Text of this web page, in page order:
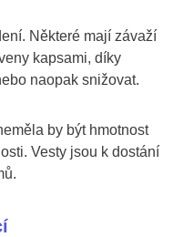
Některé mají závaží
kapsami, díky
naopak snižovat.
by být hmotnost
Vesty jsou k dostání